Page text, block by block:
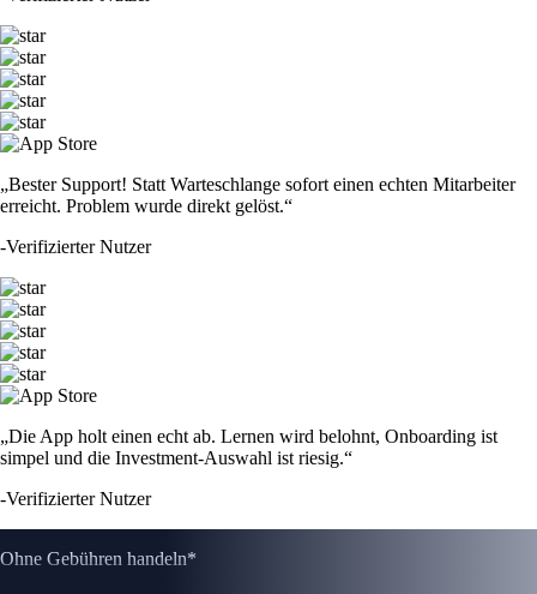
„Bester Support! Statt Warteschlange sofort einen echten Mitarbeiter
erreicht. Problem wurde direkt gelöst.“
-Verifizierter Nutzer
„Die App holt einen echt ab. Lernen wird belohnt, Onboarding ist
simpel und die Investment-Auswahl ist riesig.“
-Verifizierter Nutzer
Ohne Gebühren handeln*